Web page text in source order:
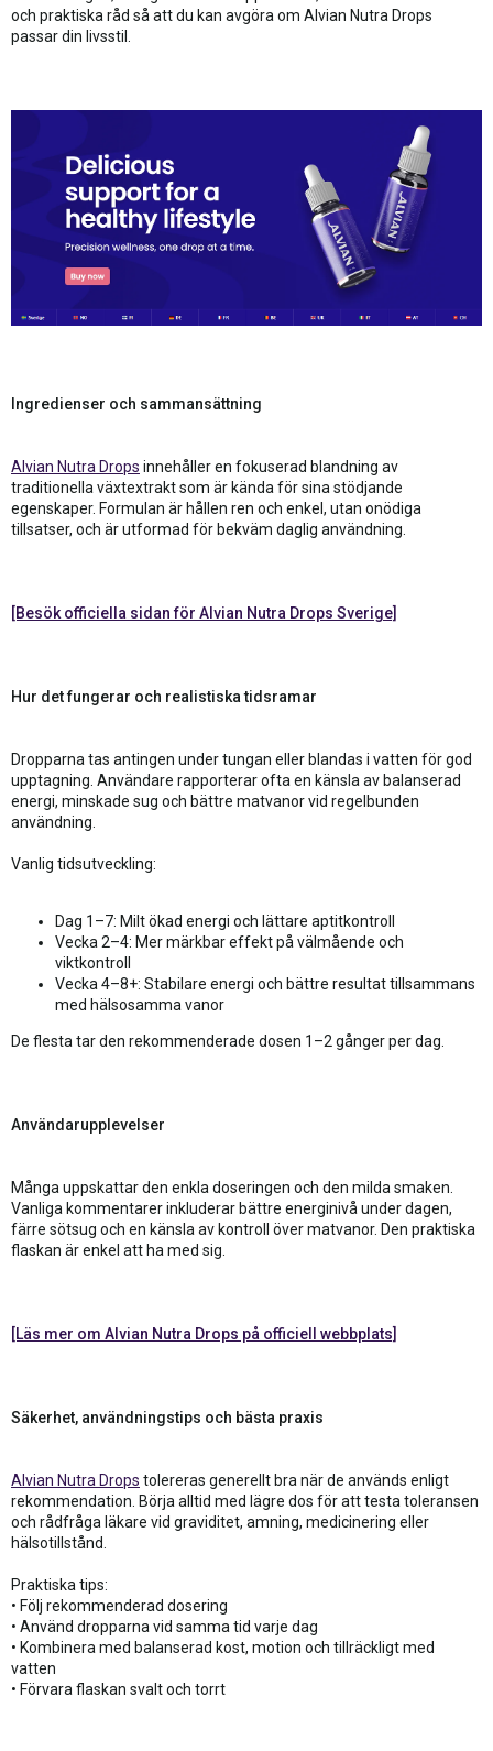
och praktiska råd så att du kan avgöra om Alvian Nutra Drops
passar din livsstil.
Ingredienser och sammansättning
Alvian Nutra Drops innehåller en fokuserad blandning av
traditionella växtextrakt som är kända för sina stödjande
egenskaper. Formulan är hållen ren och enkel, utan onödiga
tillsatser, och är utformad för bekväm daglig användning.
[Besök officiella sidan för Alvian Nutra Drops Sverige]
Hur det fungerar och realistiska tidsramar
Dropparna tas antingen under tungan eller blandas i vatten för god
upptagning. Användare rapporterar ofta en känsla av balanserad
energi, minskade sug och bättre matvanor vid regelbunden
användning.
Vanlig tidsutveckling:
Dag 1–7: Milt ökad energi och lättare aptitkontroll
Vecka 2–4: Mer märkbar effekt på välmående och
viktkontroll
Vecka 4–8+: Stabilare energi och bättre resultat tillsammans
med hälsosamma vanor
De flesta tar den rekommenderade dosen 1–2 gånger per dag.
Användarupplevelser
Många uppskattar den enkla doseringen och den milda smaken.
Vanliga kommentarer inkluderar bättre energinivå under dagen,
färre sötsug och en känsla av kontroll över matvanor. Den praktiska
flaskan är enkel att ha med sig.
[Läs mer om Alvian Nutra Drops på officiell webbplats]
Säkerhet, användningstips och bästa praxis
Alvian Nutra Drops tolereras generellt bra när de används enligt
rekommendation. Börja alltid med lägre dos för att testa toleransen
och rådfråga läkare vid graviditet, amning, medicinering eller
hälsotillstånd.
Praktiska tips:
• Följ rekommenderad dosering
• Använd dropparna vid samma tid varje dag
• Kombinera med balanserad kost, motion och tillräckligt med
vatten
• Förvara flaskan svalt och torrt